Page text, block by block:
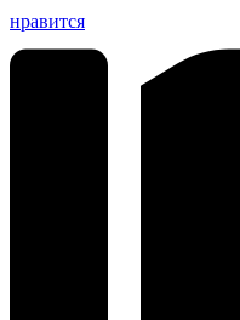
нравится